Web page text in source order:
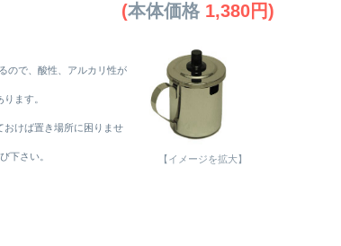
(本体価格 1,380円)
【イメージを拡大】
ので、酸性、アルカリ性が
ます。
おけば置き場所に困りませ
下さい。